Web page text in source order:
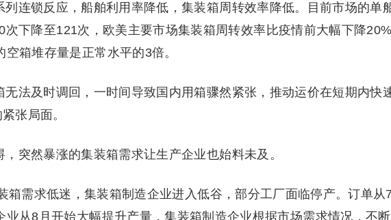
锁反应，船舶利用率降低，集装箱周转效率降低。目前市场的单
次下降至121次，欧美主要市场集装箱周转效率比疫情前大幅下降20%
箱堆存量是正常水平的3倍。
及时调回，一时间导致国内用箱骤然紧张，推动运价在短期内快
张局面。
然暴涨的集装箱需求让生产企业也始料未及。
需求低迷，集装箱制造企业进入低谷，部分工厂面临停产。订单从7
业从8月开始大幅提升产量，集装箱制造企业根据市场需求情况，不断